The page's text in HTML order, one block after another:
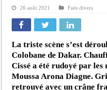
Kamb, l’Inspecteur de la jeunesse
26 août 2021 Faits divers
La triste scène s’est
Colobane de Dakar.
Cissé a été rudoyé par
Moussa Arona Diagne.
retrouvé avec un crâne